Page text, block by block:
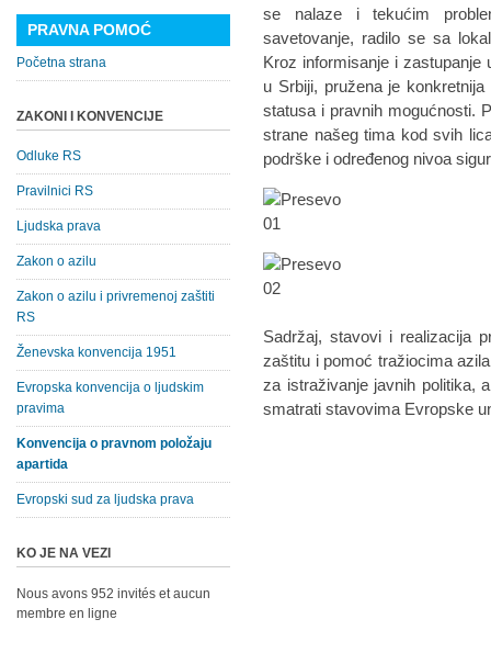
se nalaze i tekućim
savetovanje, radilo se sa
Kroz informisanje i zastupanje
u Srbiji, pružena je
statusa i pravnih mogućnosti.
strane našeg tima kod svih
podrške i određenog nivoa
Sadržaj, stavovi i realizacija
zaštitu i pomoć tražiocima
za istraživanje javnih politika,
smatrati stavovima Evropske
PRAVNA POMOĆ
Početna strana
ZAKONI I KONVENCIJE
Odluke RS
Pravilnici RS
Ljudska prava
Zakon o azilu
Zakon o azilu i privremenoj zaštiti
RS
Ženevska konvencija 1951
Evropska konvencija o ljudskim
pravima
Konvencija o pravnom položaju
apartida
Evropski sud za ljudska prava
KO JE NA VEZI
Nous avons 952 invités et aucun
membre en ligne